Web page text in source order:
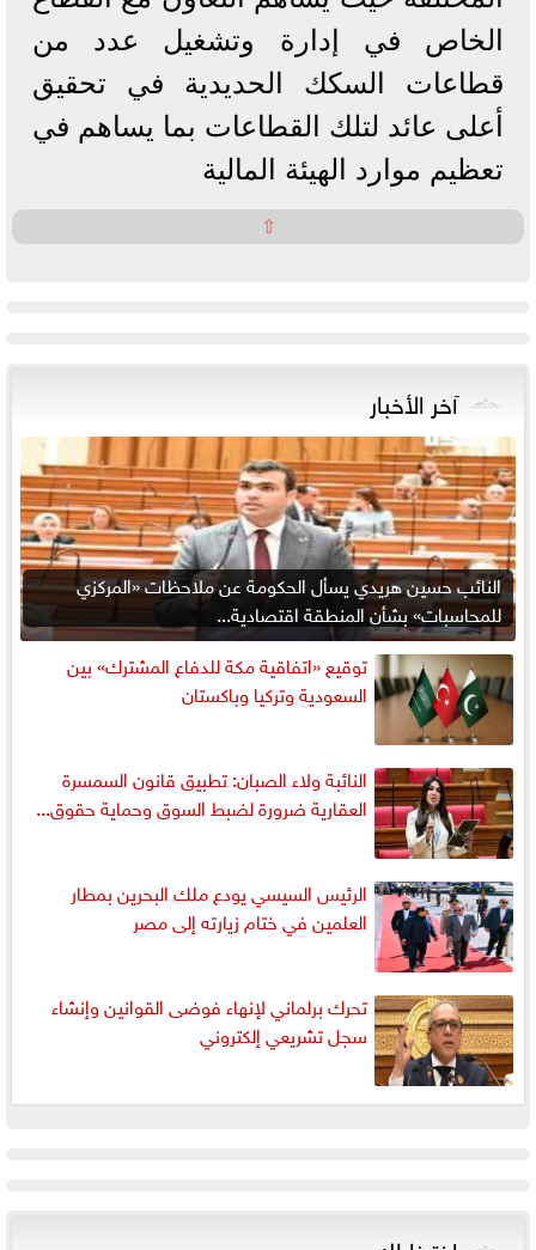
الخاص في إدارة وتشغيل عدد من
قطاعات السكك الحديدية في تحقيق
أعلى عائد لتلك القطاعات بما يساهم في
تعظيم موارد الهيئة المالية
⇧
آخر الأخبار
النائب حسين هريدي يسأل الحكومة عن ملاحظات «المركزي
للمحاسبات» بشأن المنطقة اقتصادية...
توقيع «اتفاقية مكة للدفاع المشترك» بين
السعودية وتركيا وباكستان
النائبة ولاء الصبان: تطبيق قانون السمسرة
العقارية ضرورة لضبط السوق وحماية حقوق...
الرئيس السيسي يودع ملك البحرين بمطار
العلمين في ختام زيارته إلى مصر
تحرك برلماني لإنهاء فوضى القوانين وإنشاء
سجل تشريعي إلكتروني